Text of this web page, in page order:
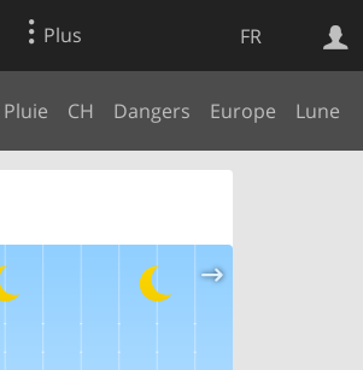
FR
Plus
Pluie CH Dangers Europe Lune
Web